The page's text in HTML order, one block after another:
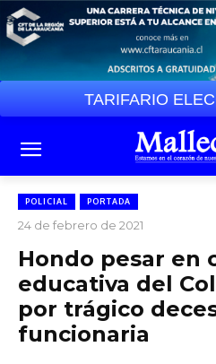
TARIFARIO
POLICIAL PORTADA
24 de febrero de 2021
Hondo pesar en
educativa del
por trágico
funcionaria